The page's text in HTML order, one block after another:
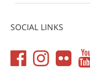
SOCIAL LINKS